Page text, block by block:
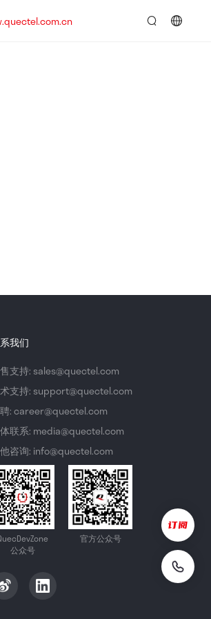
我们
支持: sales@quectel.com
支持: support@quectel.com
: career@quectel.com
联系: media@quectel.com
咨询: info@quectel.com
公众号
官方公众号